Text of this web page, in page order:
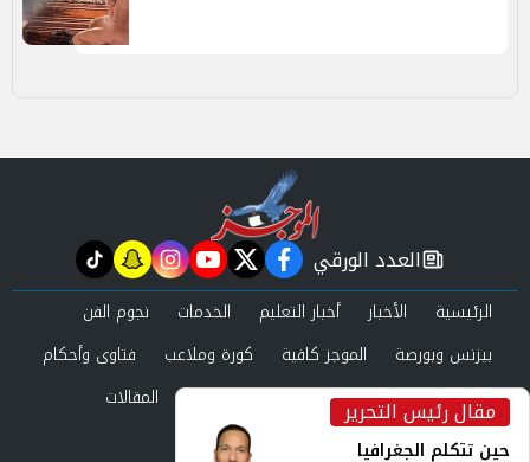
مقال رئيس التحرير
حين تتكلم الجغرافيا
newspaper
العدد الورقي facebook
twitter
youtube
instagram
snapchat
tiktok
الرئيسية الأخبار أخبار التعليم الخدمات
نجوم الفن
بيزنس وبورصة
الموجز كافية كورة وملاعب
فتاوى وأحكام
صحة وجمال
عرب وعالم حوادث ومحاكم
المقالات
العدد الورقي